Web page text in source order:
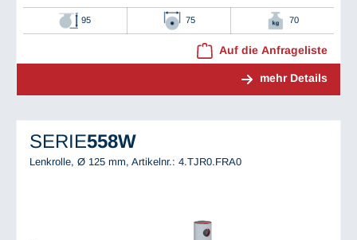
95 75 70
Auf die Anfrageliste
mehr Details
SERIE558W
Lenkrolle, Ø 125 mm, Artikelnr.: 4.TJR0.FRA0